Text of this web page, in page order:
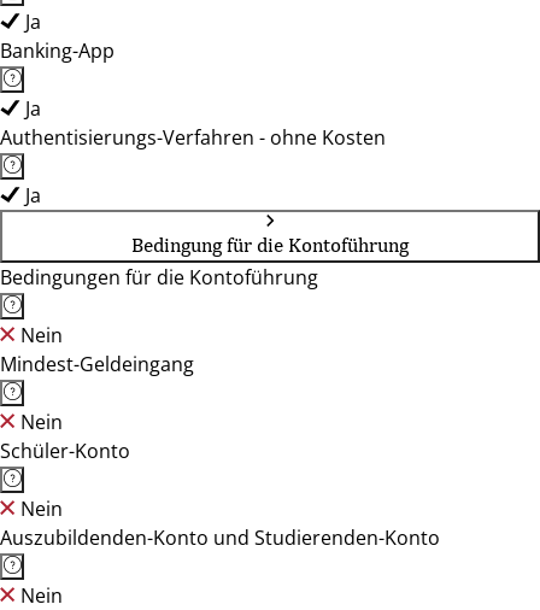
Ja
Banking-App
Ja
Authentisierungs-Verfahren - ohne Kosten
Ja
Bedingung für die Kontoführung
Bedingungen für die Kontoführung
Nein
Mindest-Geldeingang
Nein
Schüler-Konto
Nein
Auszubildenden-Konto und Studierenden-Konto
Nein